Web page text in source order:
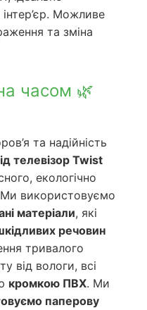
Можливе
та зміна
часом 🌿
та надійність
телевізор Twist
екологічно
використовуємо
матеріали, які
речовин
тривалого
від вологи, всі
кромкою ПВХ. Ми
паперову